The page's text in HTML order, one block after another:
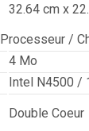
32.64 cm x
Processeur /
4 Mo
Intel N4500 /
Double Coeur